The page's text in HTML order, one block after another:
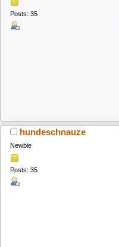
Posts: 35
hundeschnauze
Newbie
Posts: 35